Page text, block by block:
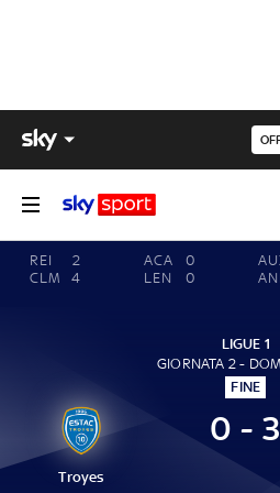
REI
2
CLM
4
ACA
0
LEN
0
LIGUE 1
GIORNATA 2 -
FINE
Troyes
0 - 3